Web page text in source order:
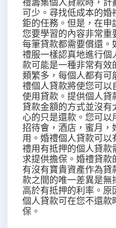
禮籌集個人貸款時，計
可少。尋找低成本的婚
鉅的任務。但是，在申
您要學習的內容非常重
每筆貸款都需要償還。
禮服一樣認真地進行個
款可能是一種非常有效
類繁多，每個人都有可
禮個人貸款將使您可以
使用貸款。提供個人貸
貸款金額的方式並沒有
心的只是還款。您可以
招待會，酒店，蜜月，
用。婚禮個人貸款可以
禮用有抵押的個人貸款
求提供擔保。婚禮貸款
有沒有寶貴資產作為貸
款之間的唯一差異是無
高於有抵押的利率。原
個人貸款可在您不還款
保。